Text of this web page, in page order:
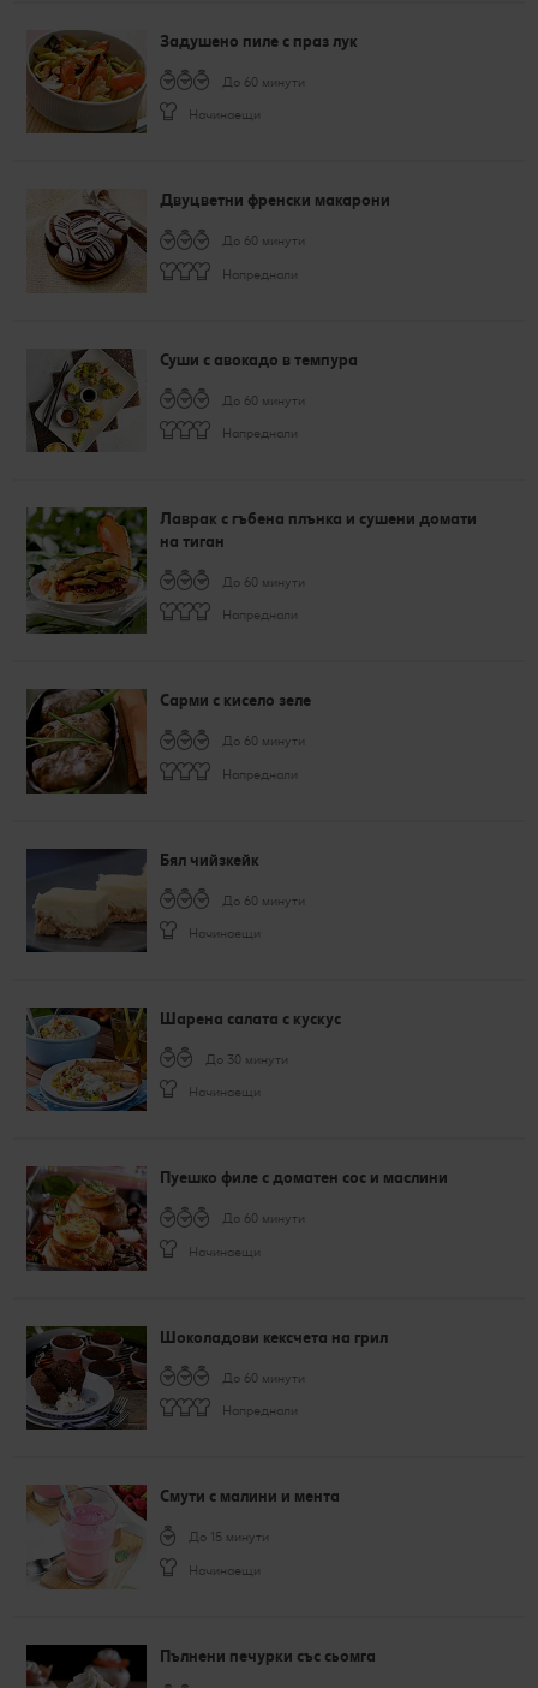
Задушено пиле с праз лук
До 60 минути
Начинаещи
Двуцветни френски макарони
До 60 минути
Напреднали
Суши с авокадо в темпура
До 60 минути
Напреднали
Лаврак с гъбена плънка и сушени домати
на тиган
До 60 минути
Напреднали
Сарми с кисело зеле
До 60 минути
Напреднали
Бял чийзкейк
До 60 минути
Начинаещи
Шарена салата с кускус
До 30 минути
Начинаещи
Пуешко филе с доматен сос и маслини
До 60 минути
Начинаещи
Шоколадови кексчета на грил
До 60 минути
Напреднали
Смути с малини и мента
До 15 минути
Начинаещи
Пълнени печурки със сьомга